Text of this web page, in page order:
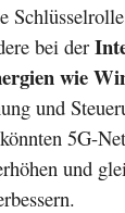
bei der
wie
und
5G-
und